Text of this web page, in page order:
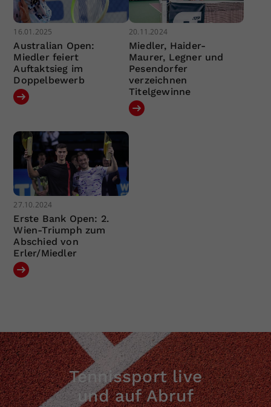
16.01.2025
Australian Open:
Miedler feiert
Auftaktsieg im
Doppelbewerb
20.11.2024
Miedler, Haider-
Maurer, Legner und
Pesendorfer
verzeichnen
Titelgewinne
27.10.2024
Erste Bank Open: 2.
Wien-Triumph zum
Abschied von
Erler/Miedler
Tennissport live
und auf Abruf